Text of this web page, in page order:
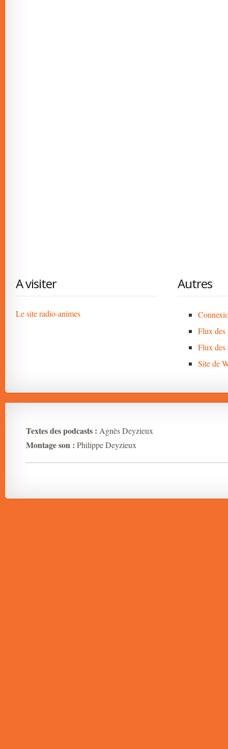
A visiter
Le site radio-animes
Autres
Flux des
Flux des
Site de
Textes des podcasts : Agnès Deyzieux
Montage son : Philippe Deyzieux